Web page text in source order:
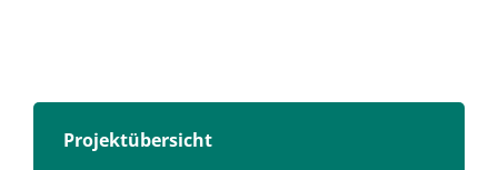
Projektübersicht